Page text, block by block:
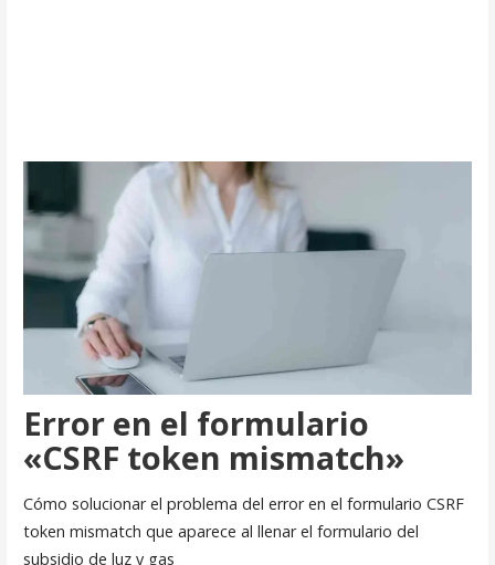
Error en el formulario
«CSRF token mismatch»
Cómo solucionar el problema del error en el formulario CSRF
token mismatch que aparece al llenar el formulario del
subsidio de luz y gas